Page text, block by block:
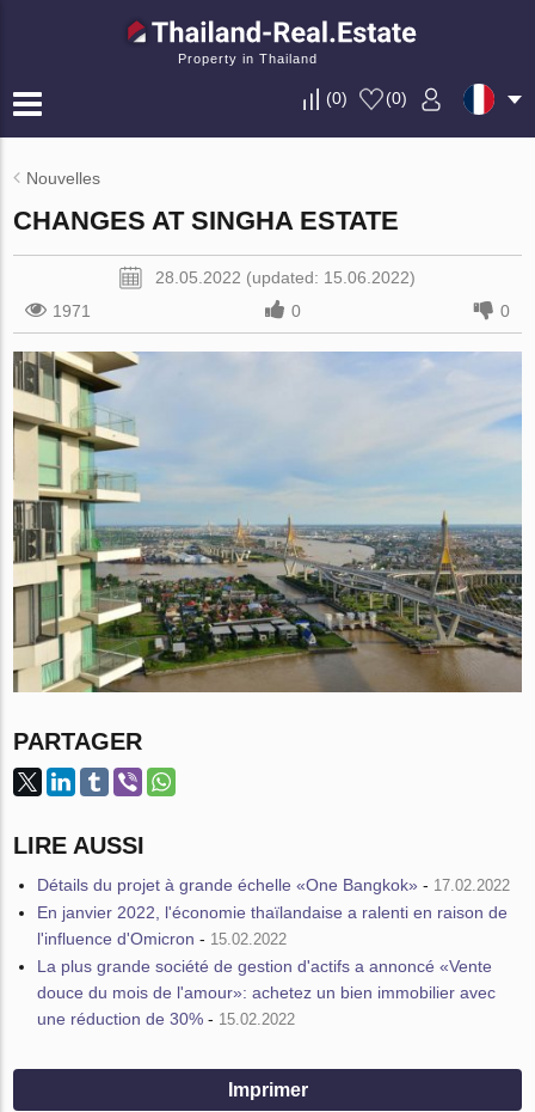
Property in Thailand
(0) (0)
Nouvelles
CHANGES AT SINGHA ESTATE
28.05.2022 (updated: 15.06.2022)
1971
0 0
PARTAGER
LIRE AUSSI
Détails du projet à grande échelle «One Bangkok» - 17.02.2022
En janvier 2022, l'économie thaïlandaise a ralenti en raison de
l'influence d'Omicron - 15.02.2022
La plus grande société de gestion d'actifs a annoncé «Vente
douce du mois de l'amour»: achetez un bien immobilier avec
une réduction de 30% - 15.02.2022
Imprimer